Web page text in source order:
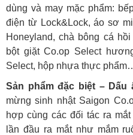
dùng và may mặc phẩm:
điện từ Lock&Lock, áo sơ
Honeyland, chà bông cá
bột giặt Co.op Select
Select, hộp nhựa thực
Sản phẩm đặc biệt – Dấu
mừng sinh nhật Saigon
hợp cùng các đối tác ra
lần đầu ra mắt như mắm